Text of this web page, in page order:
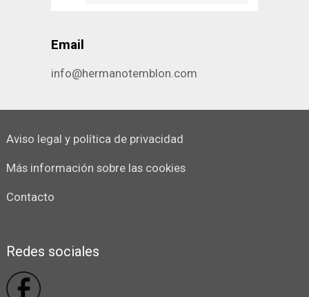
Email
info@hermanotemblon.com
Aviso legal y política de privacidad
Más información sobre las cookies
Contacto
Redes sociales